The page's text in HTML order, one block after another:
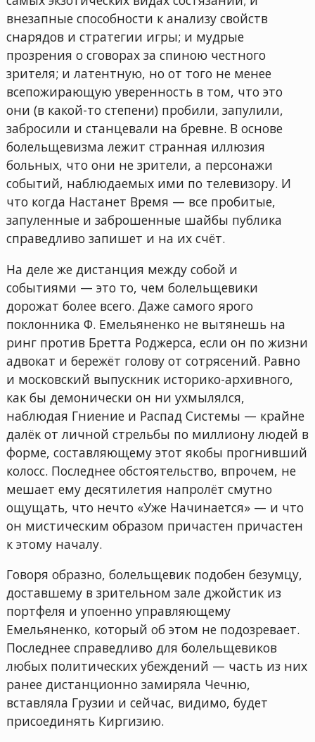
внезапные способности к анализу свойств
снарядов и стратегии игры; и мудрые
прозрения о сговорах за спиною честного
зрителя; и латентную, но от того не менее
всепожирающую уверенность в том, что это
они (в какой-то степени) пробили, запулили,
забросили и станцевали на бревне. В основе
болельщевизма лежит странная иллюзия
больных, что они не зрители, а персонажи
событий, наблюдаемых ими по телевизору. И
что когда Настанет Время — все пробитые,
запуленные и заброшенные шайбы публика
справедливо запишет и на их счёт.
На деле же дистанция между собой и
событиями — это то, чем болельщевики
дорожат более всего. Даже самого ярого
поклонника Ф. Емельяненко не вытянешь на
ринг против Бретта Роджерса, если он по жизни
адвокат и бережёт голову от сотрясений. Равно
и московский выпускник историко-архивного,
как бы демонически он ни ухмылялся,
наблюдая Гниение и Распад Системы — крайне
далёк от личной стрельбы по миллиону людей в
форме, составляющему этот якобы прогнивший
колосс. Последнее обстоятельство, впрочем, не
мешает ему десятилетия напролёт смутно
ощущать, что нечто «Уже Начинается» — и что
он мистическим образом причастен причастен
к этому началу.
Говоря образно, болельщевик подобен безумцу,
доставшему в зрительном зале джойстик из
портфеля и упоенно управляющему
Емельяненко, который об этом не подозревает.
Последнее справедливо для болельщевиков
любых политических убеждений — часть из них
ранее дистанционно замиряла Чечню,
вставляла Грузии и сейчас, видимо, будет
присоединять Киргизию.